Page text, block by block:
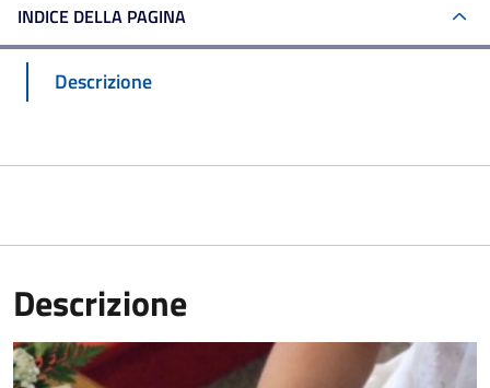
INDICE DELLA PAGINA
Descrizione
Descrizione